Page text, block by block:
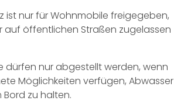
ist nur für Wohnmobile freigegeben,
auf öffentlichen Straßen zugelassen
dürfen nur abgestellt werden, wenn
Möglichkeiten verfügen, Abwasser
Bord zu halten.